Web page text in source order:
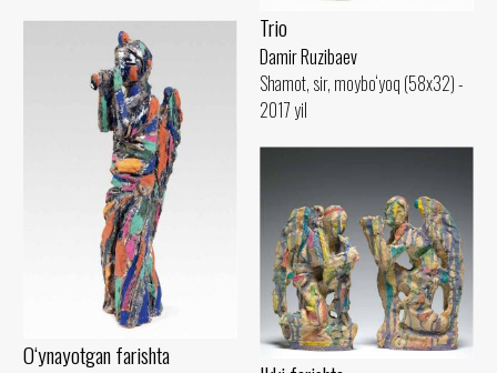
Trio
Damir Ruzibaev
Shamot, sir, moybo‘yoq (58x32) -
2017 yil
O‘ynayotgan farishta